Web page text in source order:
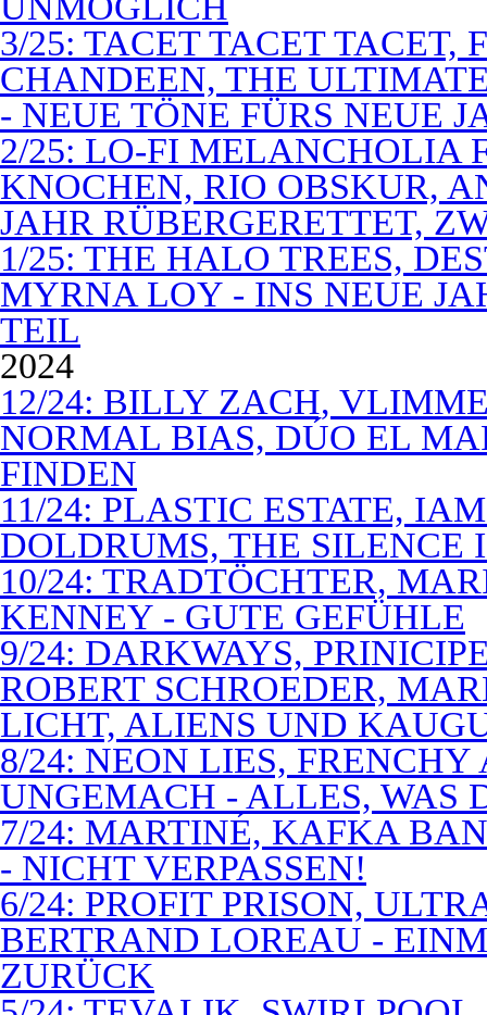
3/25: TACET TACET TACET,
CHANDEEN, THE
- NEUE TÖNE FÜRS NEUE
2/25: LO-FI MELANCHOLIA
KNOCHEN, RIO OBSKUR,
JAHR RÜBERGERETTET,
1/25: THE HALO TREES,
MYRNA LOY - INS NEUE
TEIL
2024
12/24: BILLY ZACH,
NORMAL BIAS, DÚO EL
FINDEN
11/24: PLASTIC ESTATE,
DOLDRUMS, THE SILENCE
10/24: TRADTÖCHTER,
KENNEY - GUTE GEFÜHLE
9/24: DARKWAYS,
ROBERT SCHROEDER,
LICHT, ALIENS UND
8/24: NEON LIES,
UNGEMACH - ALLES, WAS
7/24: MARTINÉ, KAFKA
- NICHT VERPASSEN!
6/24: PROFIT PRISON,
BERTRAND LOREAU -
ZURÜCK